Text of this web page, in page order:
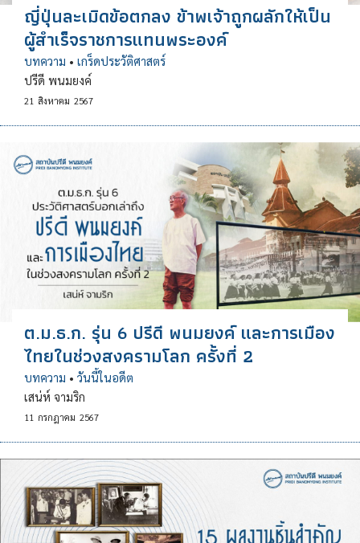
ญี่ปุ่นละเมิดข้อตกลง ข้าพเจ้าถูกผลักให้เป็น
ผู้สำเร็จราชการแทนพระองค์
บทความ • เกร็ดประวัติศาสตร์
ปรีดี พนมยงค์
21 สิงหาคม 2567
ต.ม.ธ.ก. รุ่น 6 ปรีดี พนมยงค์ และการเมือง
ไทยในช่วงสงครามโลก ครั้งที่ 2
บทความ • วันนี้ในอดีต
เสน่ห์ จามริก
11 กรกฎาคม 2567